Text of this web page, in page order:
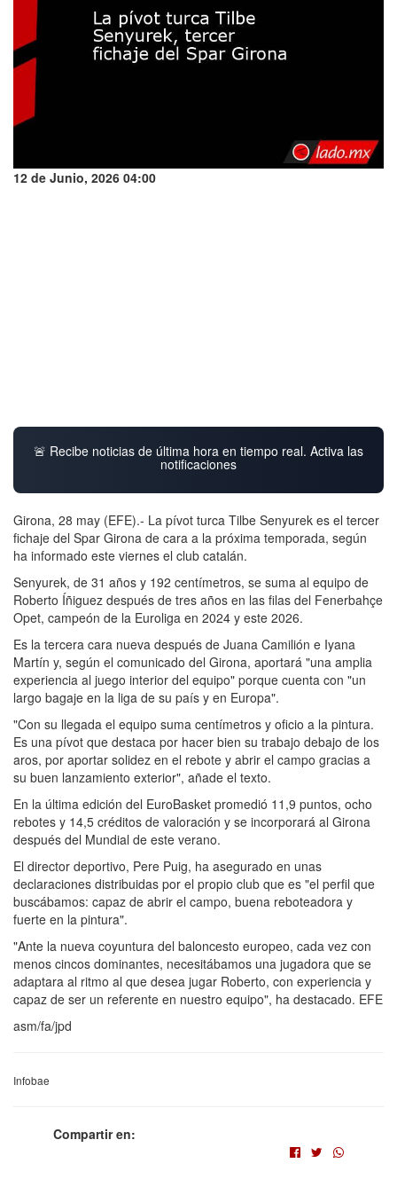
12 de Junio, 2026 04:00
🚨 Recibe noticias de última hora en tiempo real. Activa las
notificaciones
Girona, 28 may (EFE).- La pívot turca Tilbe Senyurek es el tercer
fichaje del Spar Girona de cara a la próxima temporada, según
ha informado este viernes el club catalán.
Senyurek, de 31 años y 192 centímetros, se suma al equipo de
Roberto Íñiguez después de tres años en las filas del Fenerbahçe
Opet, campeón de la Euroliga en 2024 y este 2026.
Es la tercera cara nueva después de Juana Camilión e Iyana
Martín y, según el comunicado del Girona, aportará "una amplia
experiencia al juego interior del equipo" porque cuenta con "un
largo bagaje en la liga de su país y en Europa".
"Con su llegada el equipo suma centímetros y oficio a la pintura.
Es una pívot que destaca por hacer bien su trabajo debajo de los
aros, por aportar solidez en el rebote y abrir el campo gracias a
su buen lanzamiento exterior", añade el texto.
En la última edición del EuroBasket promedió 11,9 puntos, ocho
rebotes y 14,5 créditos de valoración y se incorporará al Girona
después del Mundial de este verano.
El director deportivo, Pere Puig, ha asegurado en unas
declaraciones distribuidas por el propio club que es "el perfil que
buscábamos: capaz de abrir el campo, buena reboteadora y
fuerte en la pintura".
"Ante la nueva coyuntura del baloncesto europeo, cada vez con
menos cincos dominantes, necesitábamos una jugadora que se
adaptara al ritmo al que desea jugar Roberto, con experiencia y
capaz de ser un referente en nuestro equipo", ha destacado. EFE
asm/fa/jpd
Infobae
Compartir en: